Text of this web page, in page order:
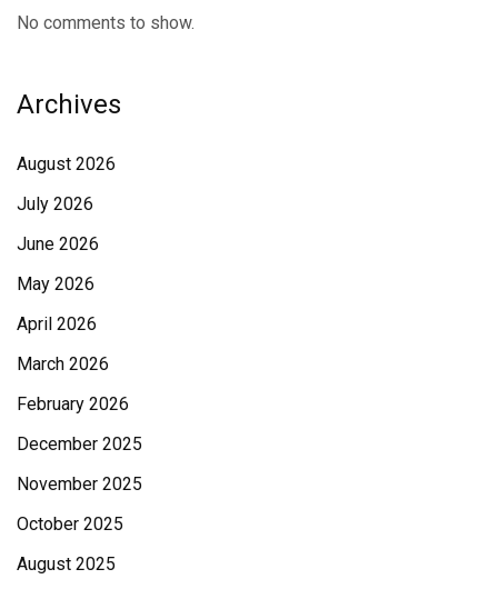
No comments to show.
Archives
August 2026
July 2026
June 2026
May 2026
April 2026
March 2026
February 2026
December 2025
November 2025
October 2025
August 2025